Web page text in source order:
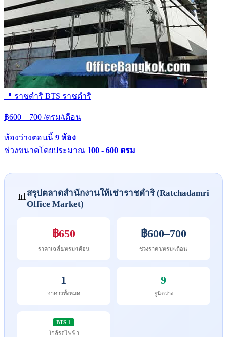
📍 ราชดำริ BTS ราชดำริ
฿600 – 700 /ตรม/เดือน
ห้องว่างตอนนี้ 9 ห้อง
ช่วงขนาดโดยประมาณ 100 - 600 ตรม
📊 สรุปตลาดสำนักงานให้เช่าราชดำริ (Ratchadamri
Office Market)
฿650
ราคาเฉลี่ย/ตรม/เดือน
฿600–700
ช่วงราคา/ตรม/เดือน
1
อาคารทั้งหมด
9
ยูนิตว่าง
BTS 1
ใกล้รถไฟฟ้า